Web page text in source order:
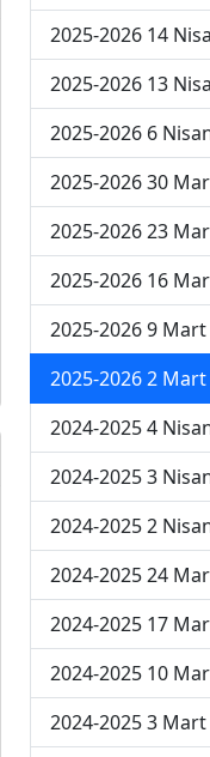
2025-2026 14
2025-2026 13
2025-2026 6
2025-2026 30
2025-2026 23
2025-2026 16
2025-2026 9 Mart
2025-2026 2 Mart
2024-2025 4
2024-2025 3
2024-2025 2
2024-2025 24
2024-2025 17
2024-2025 10
2024-2025 3 Mart